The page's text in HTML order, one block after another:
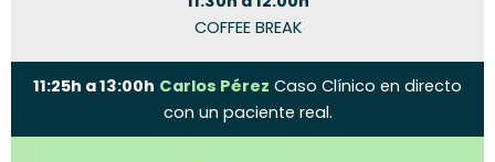
COFFEE BREAK
11:25h a 13:00h Carlos Pérez Caso Clínico en directo
con un paciente real.